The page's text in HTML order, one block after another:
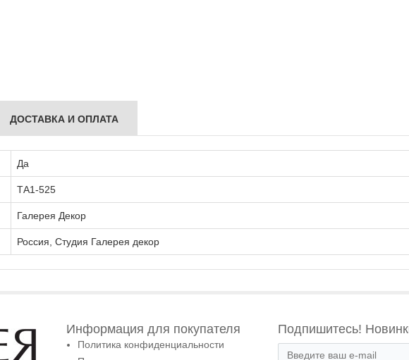
ДОСТАВКА И ОПЛАТА
Да
ТА1-525
Галерея Декор
Россия, Студия Галерея декор
Информация для покупателя
Политика конфиденциальности
Подпишитесь!